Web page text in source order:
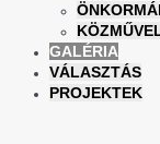
GALÉRIA
VÁLASZTÁS
PROJEKTEK